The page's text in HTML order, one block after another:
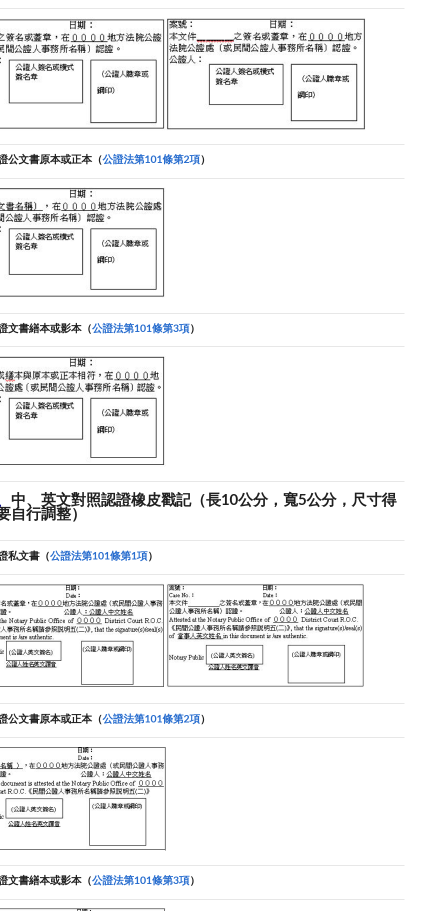
公文書原本或正本（公證法第101條第2項）
文書繕本或影本（公證法第101條第3項）
中、英文對照認證橡皮戳記（長10公分，寬5公分，尺寸得
自行調整）
私文書（公證法第101條第1項）
公文書原本或正本（公證法第101條第2項）
文書繕本或影本（公證法第101條第3項）